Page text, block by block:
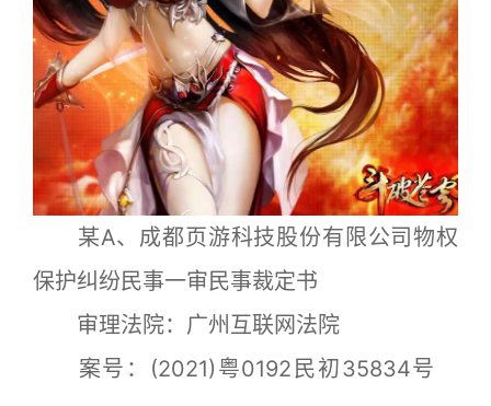
某A、成都页游科技股份有限公司物权
保护纠纷民事一审民事裁定书
审理法院：广州互联网法院
案号：(2021)粤0192民初35834号